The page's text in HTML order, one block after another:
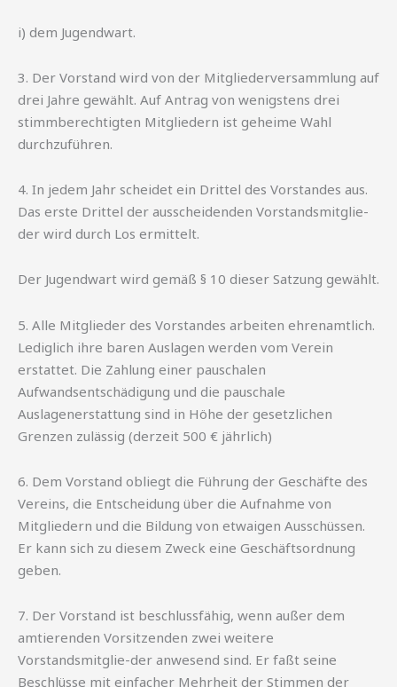
i) dem Jugendwart.
3. Der Vorstand wird von der Mitgliederversammlung auf
drei Jahre gewählt. Auf Antrag von wenigstens drei
stimmberechtigten Mitgliedern ist geheime Wahl
durchzuführen.
4. In jedem Jahr scheidet ein Drittel des Vorstandes aus.
Das erste Drittel der ausscheidenden Vorstandsmitglie-
der wird durch Los ermittelt.
Der Jugendwart wird gemäß § 10 dieser Satzung gewählt.
5. Alle Mitglieder des Vorstandes arbeiten ehrenamtlich.
Lediglich ihre baren Auslagen werden vom Verein
erstattet. Die Zahlung einer pauschalen
Aufwandsentschädigung und die pauschale
Auslagenerstattung sind in Höhe der gesetzlichen
Grenzen zulässig (derzeit 500 € jährlich)
6. Dem Vorstand obliegt die Führung der Geschäfte des
Vereins, die Entscheidung über die Aufnahme von
Mitgliedern und die Bildung von etwaigen Ausschüssen.
Er kann sich zu diesem Zweck eine Geschäftsordnung
geben.
7. Der Vorstand ist beschlussfähig, wenn außer dem
amtierenden Vorsitzenden zwei weitere
Vorstandsmitglie-der anwesend sind. Er faßt seine
Beschlüsse mit einfacher Mehrheit der Stimmen der